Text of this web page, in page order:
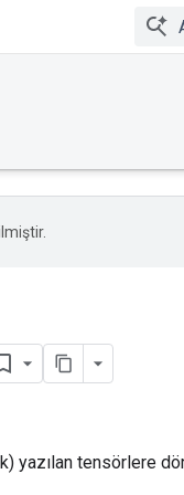
yazılan tensörlere